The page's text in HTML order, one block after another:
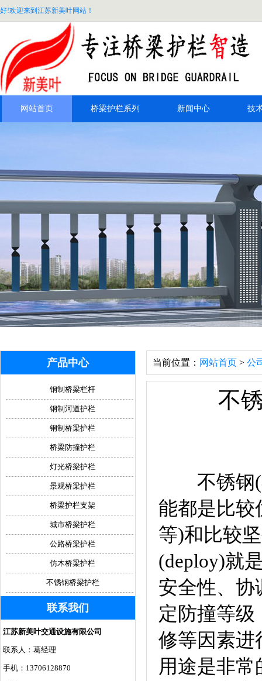
好!欢迎来到江苏新美叶网站！
网站首页 桥梁护栏系列 新闻中心 技
当前位置： 网站首页 > 公
不
不锈钢(
能都是比较
等)和比较
(deploy)就
安全性、协
定防撞等
修等因素进
用途是非常
产品中心
钢制桥梁栏杆
钢制河道护栏
钢制桥梁护栏
桥梁防撞护栏
灯光桥梁护栏
景观桥梁护栏
桥梁护栏支架
城市桥梁护栏
公路桥梁护栏
仿木桥梁护栏
不锈钢桥梁护栏
联系我们
江苏新美叶交通设施有限公司
联系人：葛经理
手机：13706128870